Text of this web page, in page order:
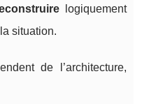
logiquement
situation.
de l’architecture,